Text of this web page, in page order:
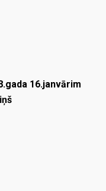
16.janvārim